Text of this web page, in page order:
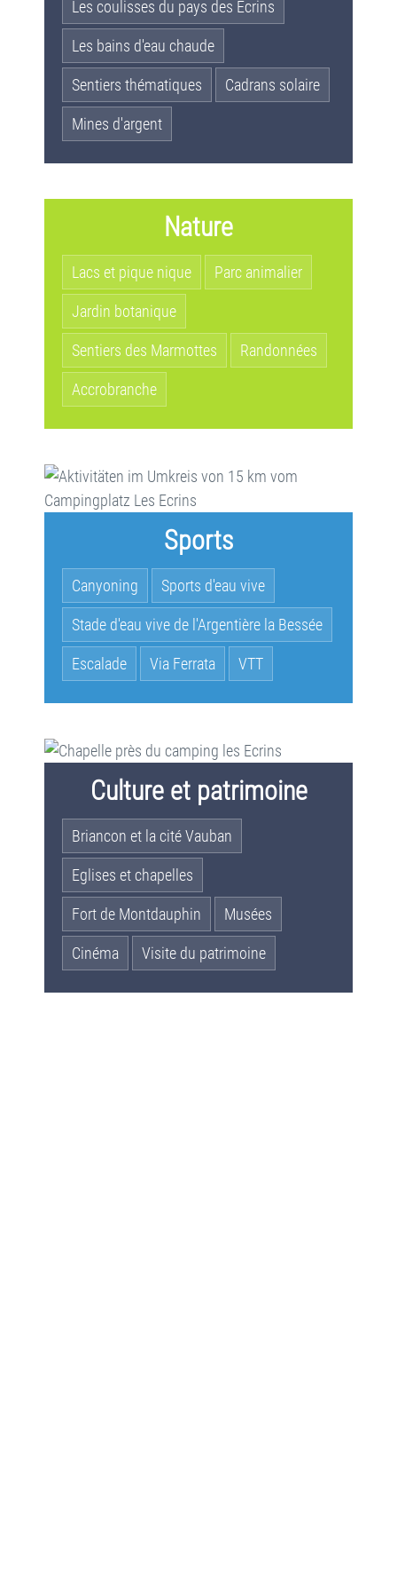
Les coulisses du pays des Ecrins
Les bains d'eau chaude
Sentiers thématiques Cadrans solaire
Mines d'argent
Nature
Lacs et pique nique Parc animalier
Jardin botanique
Sentiers des Marmottes Randonnées
Accrobranche
Sports
Canyoning Sports d'eau vive
Stade d'eau vive de l'Argentière la Bessée
Escalade Via Ferrata VTT
Culture et patrimoine
Briancon et la cité Vauban
Eglises et chapelles
Fort de Montdauphin Musées
Cinéma Visite du patrimoine